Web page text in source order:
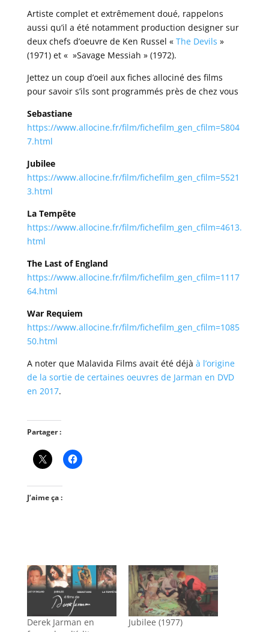
Artiste complet et extrêmement doué, rappelons
aussi qu’il a été notamment production designer sur
deux chefs d’oeuvre de Ken Russel « The Devils »
(1971) et « »Savage Messiah » (1972).
Jettez un coup d’oeil aux fiches allociné des films
pour savoir s’ils sont programmés près de chez vous
Sebastiane
https://www.allocine.fr/film/fichefilm_gen_cfilm=5804
7.html
Jubilee
https://www.allocine.fr/film/fichefilm_gen_cfilm=5521
3.html
La Tempête
https://www.allocine.fr/film/fichefilm_gen_cfilm=4613.
html
The Last of England
https://www.allocine.fr/film/fichefilm_gen_cfilm=1117
64.html
War Requiem
https://www.allocine.fr/film/fichefilm_gen_cfilm=1085
50.html
A noter que Malavida Films avait été déjà à l’origine
de la sortie de certaines oeuvres de Jarman en DVD
en 2017.
Partager :
J’aime ça :
Derek Jarman en
Jubilee (1977)